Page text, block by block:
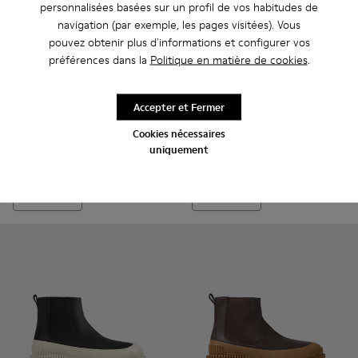
personnalisées basées sur un profil de vos habitudes de
navigation (par exemple, les pages visitées). Vous
pouvez obtenir plus d'informations et configurer vos
préférences dans la Politique en matière de cookies.
Cookies nécessaires
uniquement
Accepter et Fermer
Pix - K101076-003 - Chaussures en cuir velours vert pour
Pix - K101076-010 - Chaussures en cuir marron pour
Pix - K101076-008 - Chaussures en cuir gris
Pix - K101076-006 - Chaussures en
Pix - K101076-005 -
Pix - K101076-001 -
Pix - K300277-006 - Bottes
Pix - K300277-019 -
CHF 220